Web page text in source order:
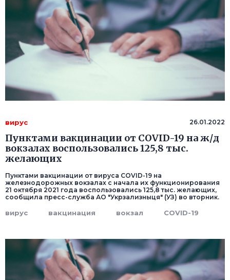
вирус 26.01.2022
Пунктами вакцинации от COVID-19 на ж/д
вокзалах воспользовались 125,8 тыс.
желающих
Пунктами вакцинации от вируса COVID-19 на
железнодорожных вокзалах с начала их функционирования
21 октября 2021 года воспользовались 125,8 тыс. желающих,
сообщила пресс-служба АО "Укрзализныця" (УЗ) во вторник.
вирус вакцинация вокзал COVID-19